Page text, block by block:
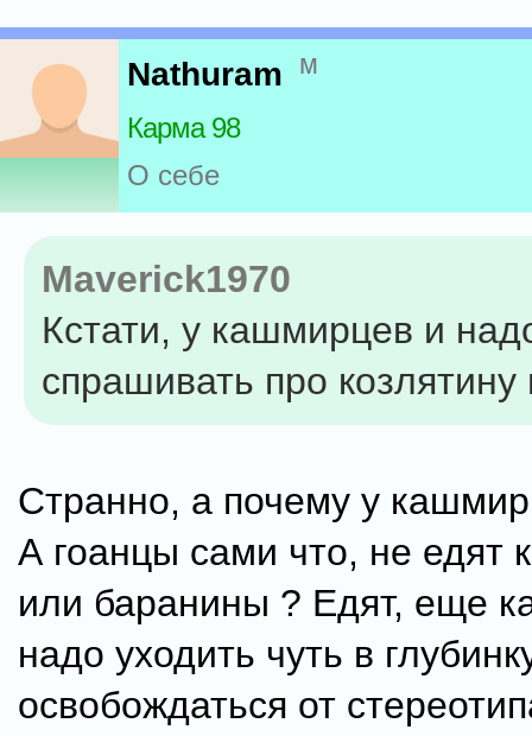
Nathuram м
Карма 98
О себе
Maverick1970
Кстати, у кашмирцев и
спрашивать про
Странно, а почему у
А гоанцы сами что, не едят
или баранины ? Едят, еще
надо уходить чуть в
освобождаться от